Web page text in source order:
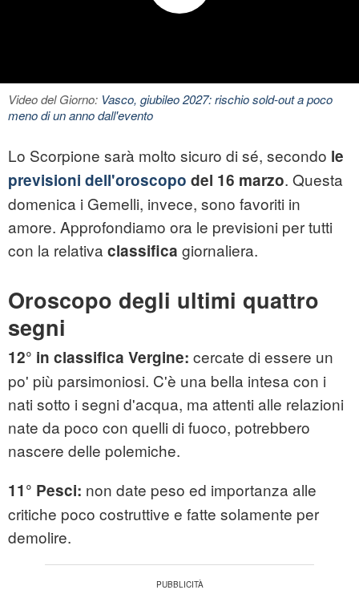
Video del Giorno: Vasco, giubileo 2027: rischio sold-out a poco
meno di un anno dall'evento
Lo Scorpione sarà molto sicuro di sé, secondo le
previsioni dell'oroscopo del 16 marzo. Questa
domenica i Gemelli, invece, sono favoriti in
amore. Approfondiamo ora le previsioni per tutti
con la relativa classifica giornaliera.
Oroscopo degli ultimi quattro
segni
12° in classifica Vergine: cercate di essere un
po' più parsimoniosi. C'è una bella intesa con i
nati sotto i segni d'acqua, ma attenti alle relazioni
nate da poco con quelli di fuoco, potrebbero
nascere delle polemiche.
11° Pesci: non date peso ed importanza alle
critiche poco costruttive e fatte solamente per
demolire.